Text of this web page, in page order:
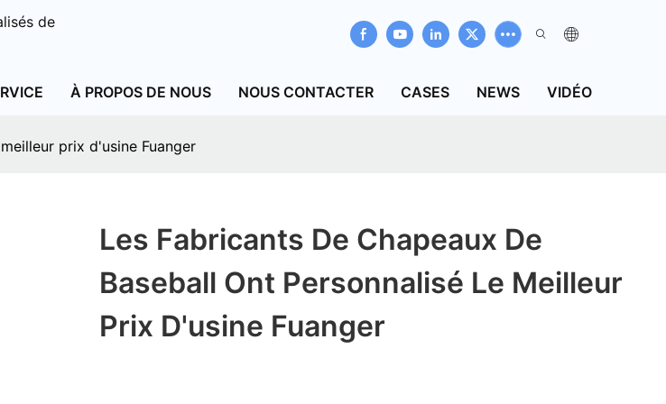
de
À PROPOS DE NOUS NOUS CONTACTER CASES NEWS VIDÉO
prix d'usine Fuanger
Les Fabricants De Chapeaux De
Baseball Ont Personnalisé Le Meilleur
Prix D'usine Fuanger